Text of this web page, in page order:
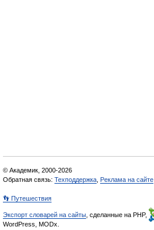
© Академик, 2000-2026
Обратная связь: Техподдержка Реклама на сайте
👣 Путешествия
Экспорт словарей на сайты , сделанные на PHP,
WordPress, MODx.